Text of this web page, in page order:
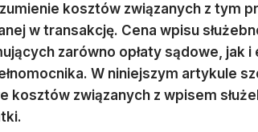
kosztów związanych z tym
w transakcję. Cena wpisu
zarówno opłaty sądowe, jak i
W niniejszym artykule
kosztów związanych z wpisem